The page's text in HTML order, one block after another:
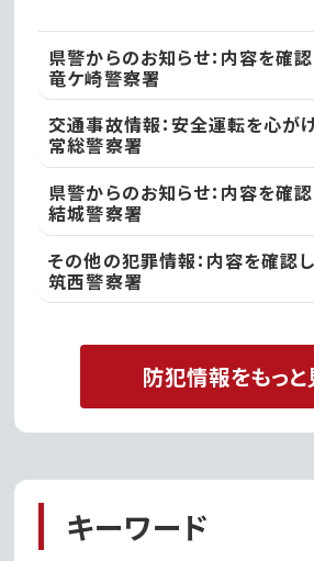
県警からのお知らせ：内容を確認
竜ケ崎警察署
交通事故情報：安全運転を心が
常総警察署
県警からのお知らせ：内容を確認
結城警察署
その他の犯罪情報：内容を確認し
筑西警察署
防犯情報をもっと
キーワード